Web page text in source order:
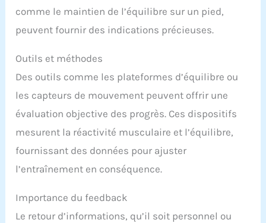
comme le maintien de l’équilibre sur un pied,
peuvent fournir des indications précieuses.
Outils et méthodes
Des outils comme les plateformes d’équilibre ou
les capteurs de mouvement peuvent offrir une
évaluation objective des progrès. Ces dispositifs
mesurent la réactivité musculaire et l’équilibre,
fournissant des données pour ajuster
l’entraînement en conséquence.
Importance du feedback
Le retour d’informations, qu’il soit personnel ou